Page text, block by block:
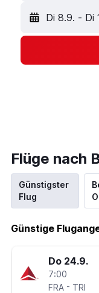
Di 8.9. - Di
Flüge nach
Günstigster
Flug
Günstige
Do 24.9.
7:00
FRA - TRI